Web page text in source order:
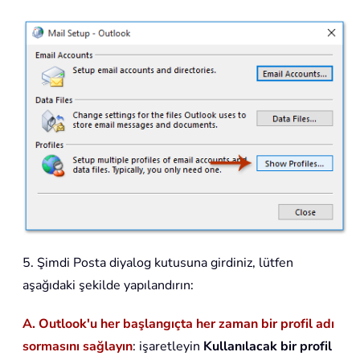
5. Şimdi Posta diyalog kutusuna girdiniz, lütfen
aşağıdaki şekilde yapılandırın:
A. Outlook'u her başlangıçta her zaman bir profil adı
sormasını sağlayın: işaretleyin Kullanılacak bir profil